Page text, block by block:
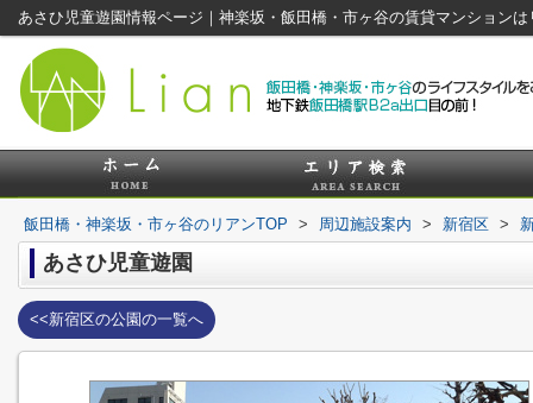
あさひ児童遊園情報ページ｜神楽坂・飯田橋・市ヶ谷の賃貸マンションは
飯田橋・神楽坂・市ヶ谷のリアンTOP > 周辺施設案内 > 新宿区 >
あさひ児童遊園
<<新宿区の公園の一覧へ